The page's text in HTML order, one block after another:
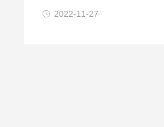
2022-11-27